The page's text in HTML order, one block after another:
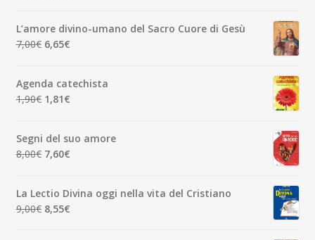
originale
era:
7,00€.
attuale
è:
L’amore divino-umano del Sacro Cuore di Gesù
7,00€ Il
era:
7,00€.
6,65€Il
è:
6,65€.
Agenda catechista
1,90€ Il
era:
1,90€.
1,81€Il
è:
1,81€.
Segni del suo amore
8,00€ Il
era:
8,00€.
7,60€Il
è:
7,60€.
La Lectio Divina oggi nella vita del Cristiano
9,00€ Il
8,55€Il